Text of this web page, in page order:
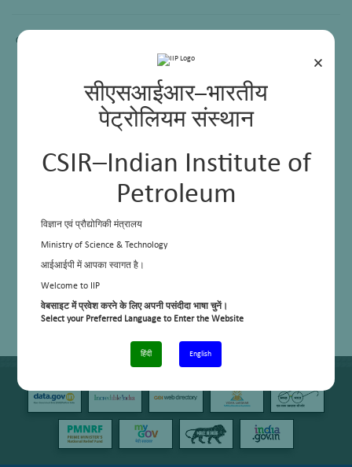
×
सीएसआईआर–भारतीय
पेट्रोलियम संस्थान
CSIR–Indian Institute of
Petroleum
विज्ञान एवं प्रौद्योगिकी मंत्रालय
Ministry of Science & Technology
आईआईपी में आपका स्वागत है।
Welcome to IIP
वेबसाइट में प्रवेश करने के लिए अपनी पसंदीदा भाषा चुनें।
Select your Preferred Language to Enter the Website
हिंदी English
Content not available.